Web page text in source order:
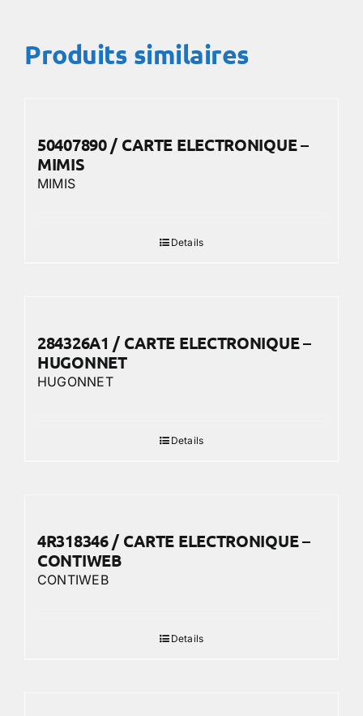
Produits similaires
50407890 / CARTE ELECTRONIQUE –
MIMIS
MIMIS
Details
284326A1 / CARTE ELECTRONIQUE –
HUGONNET
HUGONNET
Details
4R318346 / CARTE ELECTRONIQUE –
CONTIWEB
CONTIWEB
Details